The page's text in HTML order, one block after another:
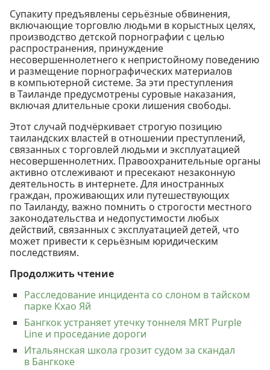
Супакиту предъявлены серьёзные обвинения,
включающие торговлю людьми в корыстных целях,
производство детской порнографии с целью
распространения, принуждение
несовершеннолетнего к непристойному поведению
и размещение порнографических материалов
в компьютерной системе. За эти преступления
в Таиланде предусмотрены суровые наказания,
включая длительные сроки лишения свободы.
Этот случай подчёркивает строгую позицию
таиландских властей в отношении преступлений,
связанных с торговлей людьми и эксплуатацией
несовершеннолетних. Правоохранительные органы
активно отслеживают и пресекают незаконную
деятельность в интернете. Для иностранных
граждан, проживающих или путешествующих
по Таиланду, важно помнить о строгости местного
законодательства и недопустимости любых
действий, связанных с эксплуатацией детей, что
может привести к серьёзным юридическим
последствиям.
Продолжить чтение
Расследование инцидента со слоном в тайском
парке Кхао Яй
Бангкок устраняет утечку тоннеля MRT Purple
Line и проседание дороги
Итальянская школа грозит судом за скандал
в Бангкоке